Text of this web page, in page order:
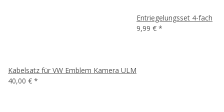
Kabelsatz für VW Emblem Kamera ULM
40,00 € *
Entriegelungsset 4-fach
9,99 € *